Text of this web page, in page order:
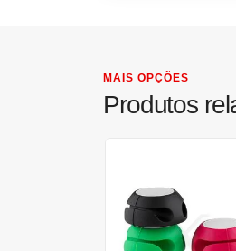
MAIS OPÇÕES
Produtos